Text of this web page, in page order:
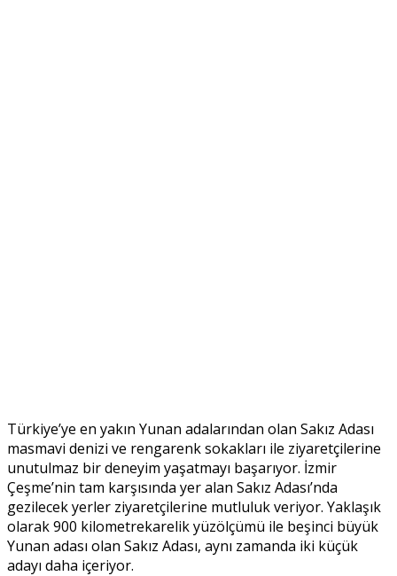
Türkiye’ye en yakın Yunan adalarından olan Sakız Adası
masmavi denizi ve rengarenk sokakları ile ziyaretçilerine
unutulmaz bir deneyim yaşatmayı başarıyor. İzmir
Çeşme’nin tam karşısında yer alan Sakız Adası’nda
gezilecek yerler ziyaretçilerine mutluluk veriyor. Yaklaşık
olarak 900 kilometrekarelik yüzölçümü ile beşinci büyük
Yunan adası olan Sakız Adası, aynı zamanda iki küçük
adayı daha içeriyor.